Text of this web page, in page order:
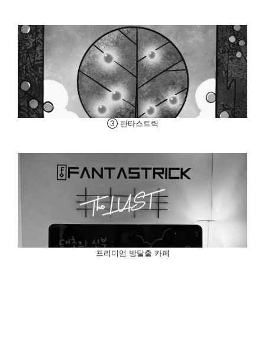
③ 판타스트릭
프리미엄 방탈출 카페